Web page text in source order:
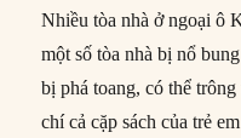
Nhiều tòa nhà ở ngoại ô
một số tòa nhà bị nổ
bị phá toang, có thể
chí cả cặp sách của trẻ